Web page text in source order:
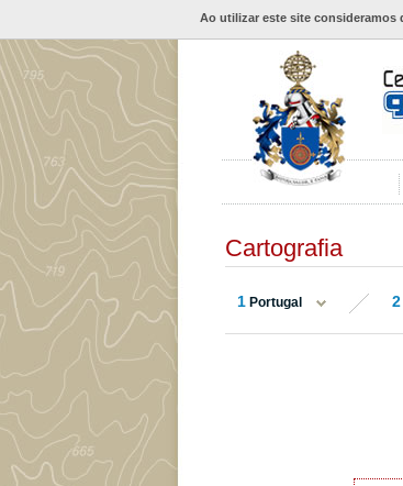
Ao utilizar este site consideramos
Cartografia
1 Portugal 2